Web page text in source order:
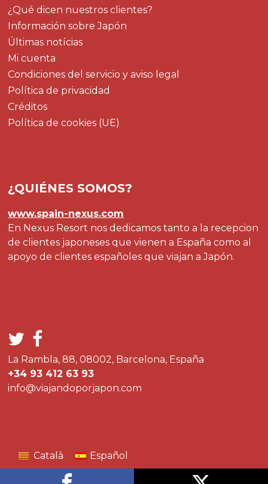
¿Qué dicen nuestros clientes?
Información sobre Japón
Últimas notícias
Mi cuenta
Condiciones del servicio y aviso legal
Política de privacidad
Créditos
Política de cookies (UE)
¿QUIÉNES SOMOS?
www.spain-nexus.com
En Nexus Resort nos dedicamos tanto a la recepcion
de clientes japoneses que vienen a España como al
apoyo de clientes españoles que viajan a Japón.
La Rambla, 88, 08002, Barcelona, España
+34 93 412 63 93
info@viajandoporjapon.com
Català Español